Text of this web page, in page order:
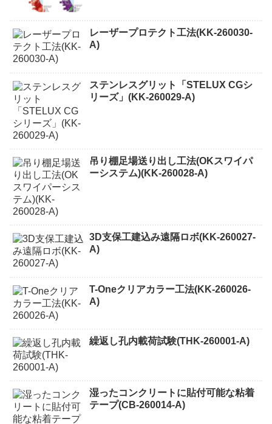
レーザープロテクト⼯法(KK-260030-
A)
ステンレスグリット「STELUX CGシ
リーズ」(KK-260029-A)
吊り棚足場送り出し工法(OKスワイパ
ーシステム)(KK-260028-A)
3D支保工建込み遠隔ロボ(KK-260027-
A)
T-Oneクリアカラー工法(KK-260026-
A)
繰返し孔内載荷試験(THK-260001-A)
湿ったコンクリートに貼付可能な粘着
テープ(CB-260014-A)